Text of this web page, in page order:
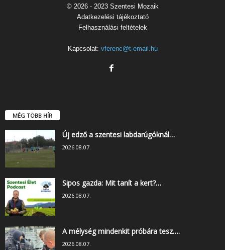
© 2026 - 2023 Szentesi Mozaik
Adatkezelési tájékoztató
Felhasználási feltételek
Kapcsolat: vferenc@t-email.hu
MÉG TÖBB HÍR
Új edző a szentesi labdarúgóknál…
2026.08.07.
Sipos gazda: Mit tanít a kert?…
2026.08.07.
A mélység mindenkit próbára tesz….
2026.08.07.